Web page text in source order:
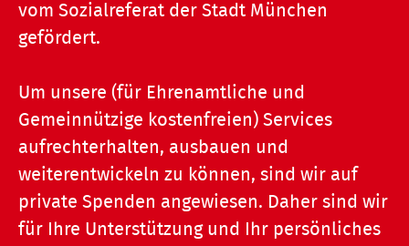
vom Sozialreferat der Stadt München
gefördert.
Um unsere (für Ehrenamtliche und
Gemeinnützige kostenfreien) Services
aufrechterhalten, ausbauen und
weiterentwickeln zu können, sind wir auf
private Spenden angewiesen. Daher sind wir
für Ihre Unterstützung und Ihr persönliches